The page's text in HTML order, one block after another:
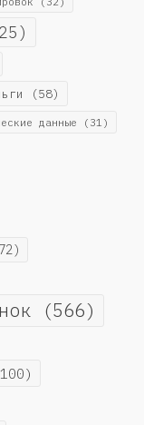
(58)
данные (31)
(566)